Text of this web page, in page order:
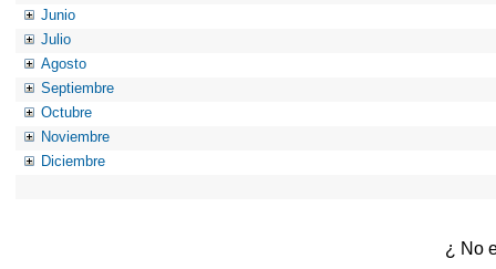
Junio
Julio
Agosto
Septiembre
Octubre
Noviembre
Diciembre
¿ No